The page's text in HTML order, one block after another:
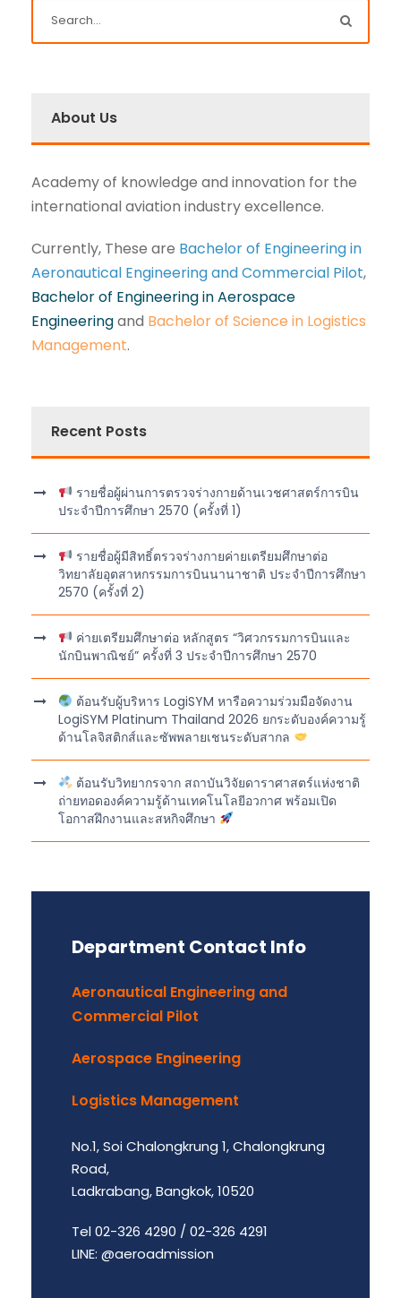
About Us
Academy of knowledge and innovation for the
international aviation industry excellence.
Currently, These are Bachelor of Engineering in
Aeronautical Engineering and Commercial Pilot,
Bachelor of Engineering in Aerospace
Engineeringand Bachelor of Science in Logistics
Management.
Recent Posts
รายชื่อผู้ผ่านการตรวจร่างกายด้านเวชศาสตร์การบิน
ประจำปีการศึกษา 2570 (ครั้งที่ 1)
รายชื่อผู้มีสิทธิ์ตรวจร่างกายค่ายเตรียมศึกษาต่อ
วิทยาลัยอุตสาหกรรมการบินนานาชาติ ประจำปีการศึกษา
2570 (ครั้งที่ 2)
ค่ายเตรียมศึกษาต่อ หลักสูตร “วิศวกรรมการบินและ
นักบินพาณิชย์” ครั้งที่ 3 ประจำปีการศึกษา 2570
ต้อนรับผู้บริหาร LogiSYM หารือความร่วมมือจัดงาน
LogiSYM Platinum Thailand 2026 ยกระดับองค์ความรู้
ด้านโลจิสติกส์และซัพพลายเชนระดับสากล
ต้อนรับวิทยากรจาก สถาบันวิจัยดาราศาสตร์แห่งชาติ
ถ่ายทอดองค์ความรู้ด้านเทคโนโลยีอวกาศ พร้อมเปิด
โอกาสฝึกงานและสหกิจศึกษา
Department Contact Info
Aeronautical Engineering and
Commercial Pilot
Aerospace Engineering
Logistics Management
No.1, Soi Chalongkrung 1, Chalongkrung
Road,
Ladkrabang, Bangkok, 10520
Tel 02-326 4290 / 02-326 4291
LINE: @aeroadmission